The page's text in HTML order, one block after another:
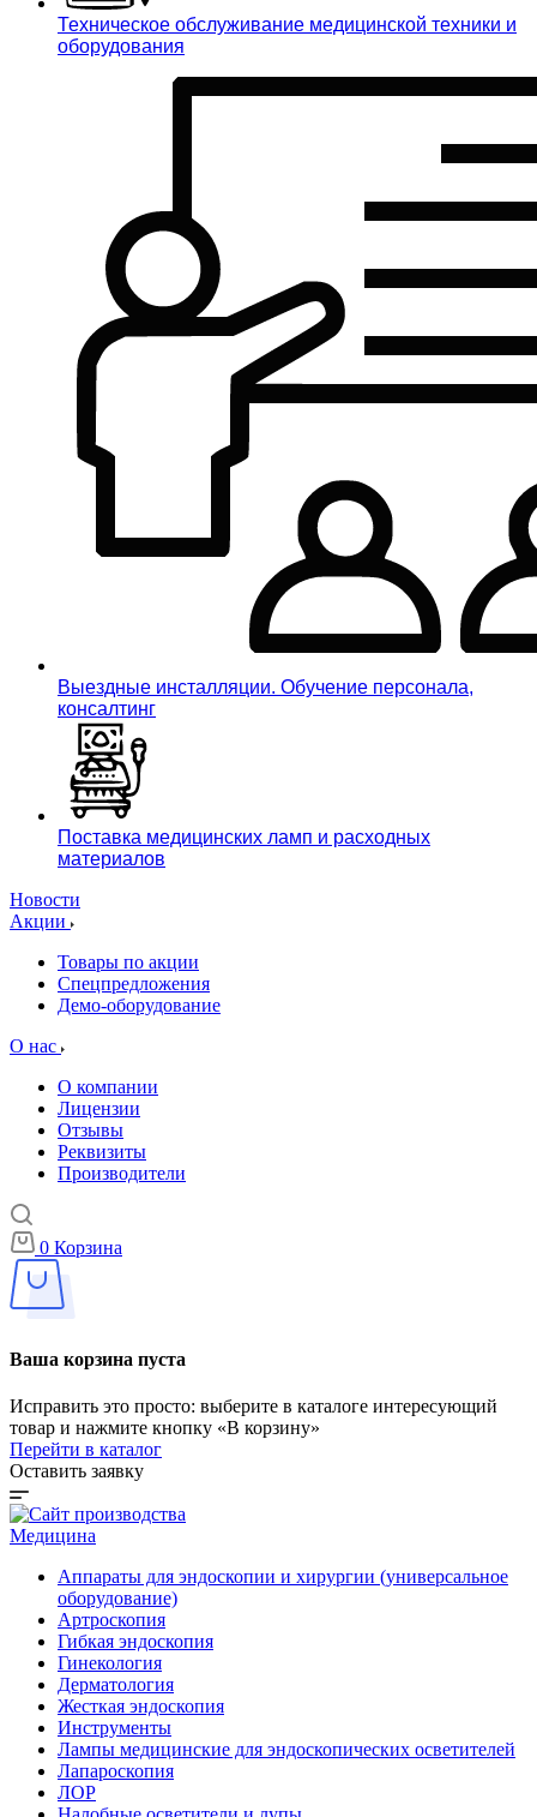
Техническое обслуживание медицинской техники и
оборудования
Выездные инсталляции. Обучение персонала,
консалтинг
Поставка медицинских ламп и расходных
материалов
Новости
Акции
Товары по акции
Спецпредложения
Демо-оборудование
О нас
О компании
Лицензии
Отзывы
Реквизиты
Производители
0 Корзина
Ваша корзина пуста
Исправить это просто: выберите в каталоге интересующий
товар и нажмите кнопку «В корзину»
Перейти в каталог
Оставить заявку
Медицина
Аппараты для эндоскопии и хирургии (универсальное
оборудование)
Артроскопия
Гибкая эндоскопия
Гинекология
Дерматология
Жесткая эндоскопия
Инструменты
Лампы медицинские для эндоскопических осветителей
Лапароскопия
ЛОР